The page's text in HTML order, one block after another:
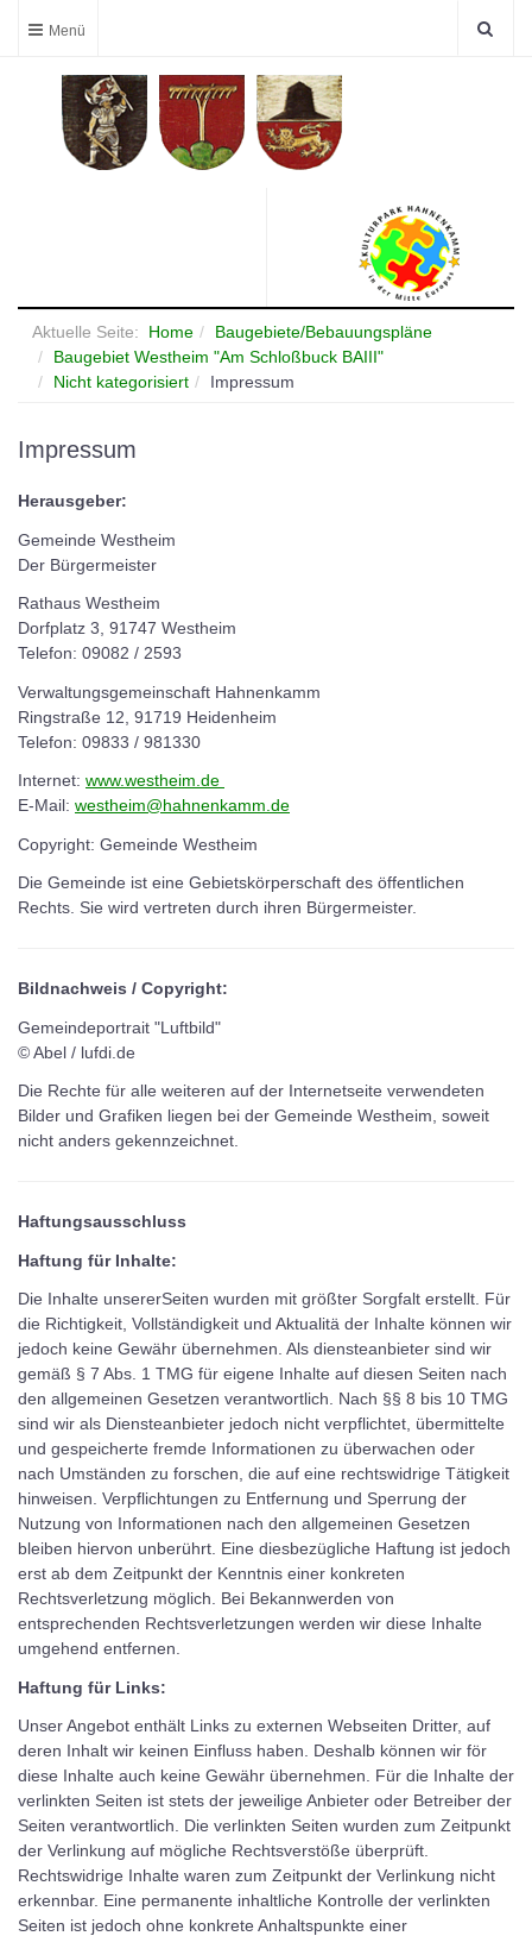
Aktuelle Seite: Home
Baugebiete/Bebauungspläne
Baugebiet Westheim "Am Schloßbuck BAIII"
Nicht kategorisiert
Impressum
Impressum
Herausgeber:
Gemeinde Westheim
Der Bürgermeister
Rathaus Westheim
Dorfplatz 3, 91747 Westheim
Telefon: 09082 / 2593
Verwaltungsgemeinschaft Hahnenkamm
Ringstraße 12, 91719 Heidenheim
Telefon: 09833 / 981330
Internet: www.westheim.de
E-Mail: westheim@hahnenkamm.de
Copyright: Gemeinde Westheim
Die Gemeinde ist eine Gebietskörperschaft des öffentlichen
Rechts. Sie wird vertreten durch ihren Bürgermeister.
Bildnachweis / Copyright:
Gemeindeportrait "Luftbild"
© Abel / lufdi.de
Die Rechte für alle weiteren auf der Internetseite verwendeten
Bilder und Grafiken liegen bei der Gemeinde Westheim, soweit
nicht anders gekennzeichnet.
Haftungsausschluss
Haftung für Inhalte:
Die Inhalte unsererSeiten wurden mit größter Sorgfalt erstellt. Für
die Richtigkeit, Vollständigkeit und Aktualitä der Inhalte können wir
jedoch keine Gewähr übernehmen. Als diensteanbieter sind wir
gemäß § 7 Abs. 1 TMG für eigene Inhalte auf diesen Seiten nach
den allgemeinen Gesetzen verantwortlich. Nach §§ 8 bis 10 TMG
sind wir als Diensteanbieter jedoch nicht verpflichtet, übermittelte
und gespeicherte fremde Informationen zu überwachen oder
nach Umständen zu forschen, die auf eine rechtswidrige Tätigkeit
hinweisen. Verpflichtungen zu Entfernung und Sperrung der
Nutzung von Informationen nach den allgemeinen Gesetzen
bleiben hiervon unberührt. Eine diesbezügliche Haftung ist jedoch
erst ab dem Zeitpunkt der Kenntnis einer konkreten
Rechtsverletzung möglich. Bei Bekannwerden von
entsprechenden Rechtsverletzungen werden wir diese Inhalte
umgehend entfernen.
Haftung für Links:
Unser Angebot enthält Links zu externen Webseiten Dritter, auf
deren Inhalt wir keinen Einfluss haben. Deshalb können wir för
diese Inhalte auch keine Gewähr übernehmen. Für die Inhalte der
verlinkten Seiten ist stets der jeweilige Anbieter oder Betreiber der
Seiten verantwortlich. Die verlinkten Seiten wurden zum Zeitpunkt
der Verlinkung auf mögliche Rechtsverstöße überprüft.
Rechtswidrige Inhalte waren zum Zeitpunkt der Verlinkung nicht
erkennbar. Eine permanente inhaltliche Kontrolle der verlinkten
Seiten ist jedoch ohne konkrete Anhaltspunkte einer